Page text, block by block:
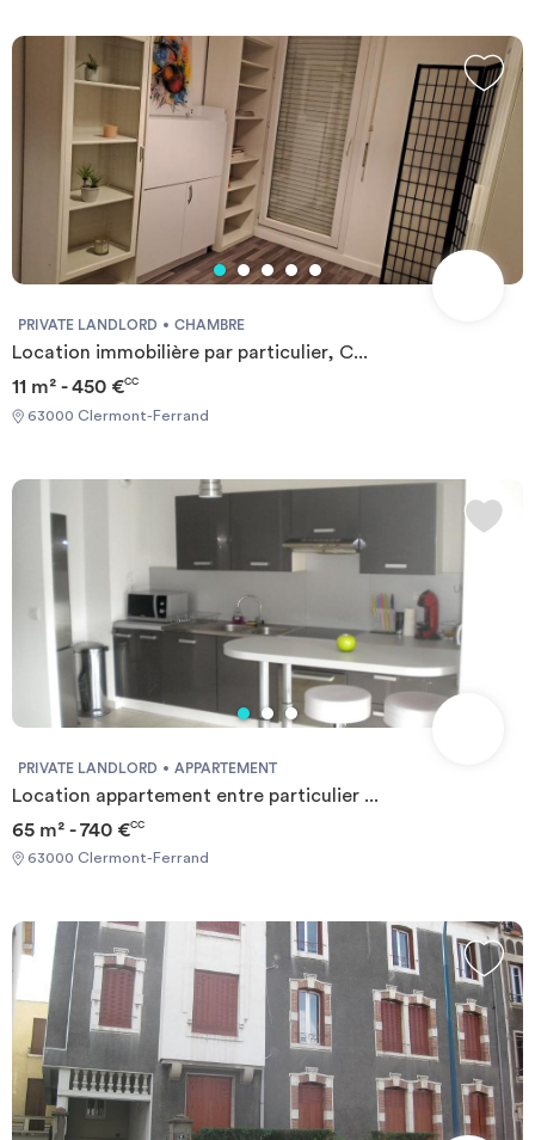
PRIVATE LANDLORD CHAMBRE
Location immobilière par particulier, C...
11 m² - 450 €CC
63000 Clermont-Ferrand
PRIVATE LANDLORD APPARTEMENT
Location appartement entre particulier ...
65 m² - 740 €CC
63000 Clermont-Ferrand